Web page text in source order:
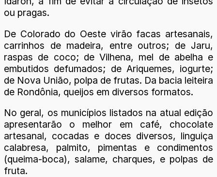
ou pragas.
De Colorado do Oeste virão facas artesanais,
carrinhos de madeira, entre outros; de Jaru,
raspas de coco; de Vilhena, mel de abelha e
embutidos defumados; de Ariquemes, iogurte;
de Nova União, polpa de frutas. Da bacia leiteira
de Rondônia, queijos em diversos formatos.
No geral, os municípios listados na atual edição
apresentarão o melhor em café, chocolate
artesanal, cocadas e doces diversos, linguiça
calabresa, palmito, pimentas e condimentos
(queima-boca), salame, charques, e polpas de
fruta.